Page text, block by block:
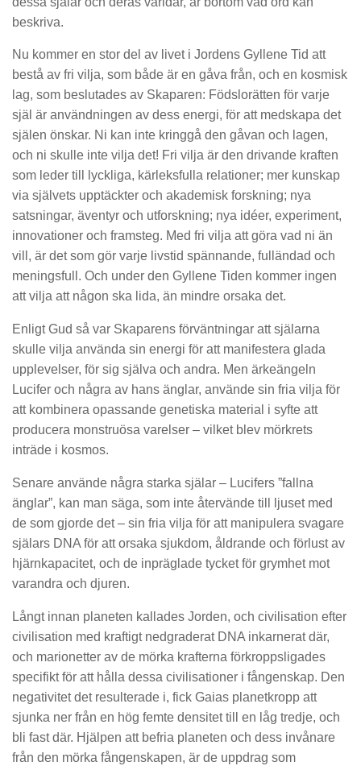
beskriva.
Nu kommer en stor del av livet i Jordens Gyllene Tid att
bestå av fri vilja, som både är en gåva från, och en kosmisk
lag, som beslutades av Skaparen: Födslorätten för varje
själ är användningen av dess energi, för att medskapa det
själen önskar. Ni kan inte kringgå den gåvan och lagen,
och ni skulle inte vilja det! Fri vilja är den drivande kraften
som leder till lyckliga, kärleksfulla relationer; mer kunskap
via självets upptäckter och akademisk forskning; nya
satsningar, äventyr och utforskning; nya idéer, experiment,
innovationer och framsteg. Med fri vilja att göra vad ni än
vill, är det som gör varje livstid spännande, fulländad och
meningsfull. Och under den Gyllene Tiden kommer ingen
att vilja att någon ska lida, än mindre orsaka det.
Enligt Gud så var Skaparens förväntningar att själarna
skulle vilja använda sin energi för att manifestera glada
upplevelser, för sig själva och andra. Men ärkeängeln
Lucifer och några av hans änglar, använde sin fria vilja för
att kombinera opassande genetiska material i syfte att
producera monstruösa varelser – vilket blev mörkrets
inträde i kosmos.
Senare använde några starka själar – Lucifers ”fallna
änglar”, kan man säga, som inte återvände till ljuset med
de som gjorde det – sin fria vilja för att manipulera svagare
själars DNA för att orsaka sjukdom, åldrande och förlust av
hjärnkapacitet, och de inpräglade tycket för grymhet mot
varandra och djuren.
Långt innan planeten kallades Jorden, och civilisation efter
civilisation med kraftigt nedgraderat DNA inkarnerat där,
och marionetter av de mörka krafterna förkroppsligades
specifikt för att hålla dessa civilisationer i fångenskap. Den
negativitet det resulterade i, fick Gaias planetkropp att
sjunka ner från en hög femte densitet till en låg tredje, och
bli fast där. Hjälpen att befria planeten och dess invånare
från den mörka fångenskapen, är de uppdrag som